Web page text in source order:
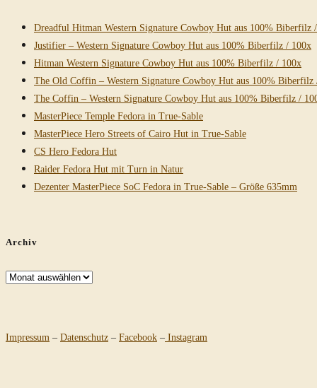
Dreadful Hitman Western Signature Cowboy Hut aus 100% Biberfilz
Justifier – Western Signature Cowboy Hut aus 100% Biberfilz / 100x
Hitman Western Signature Cowboy Hut aus 100% Biberfilz / 100x
The Old Coffin – Western Signature Cowboy Hut aus 100% Biberfilz
The Coffin – Western Signature Cowboy Hut aus 100% Biberfilz /
MasterPiece Temple Fedora in True-Sable
MasterPiece Hero Streets of Cairo Hut in True-Sable
CS Hero Fedora Hut
Raider Fedora Hut mit Turn in Natur
Dezenter MasterPiece SoC Fedora in True-Sable – Größe 635mm
Archiv
Archiv
Impressum – Datenschutz – Facebook – Instagram